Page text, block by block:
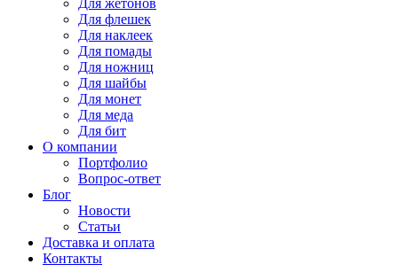
Для жетонов
Для флешек
Для наклеек
Для помады
Для ножниц
Для шайбы
Для монет
Для меда
Для бит
О компании
Портфолио
Вопрос-ответ
Блог
Новости
Статьи
Доставка и оплата
Контакты